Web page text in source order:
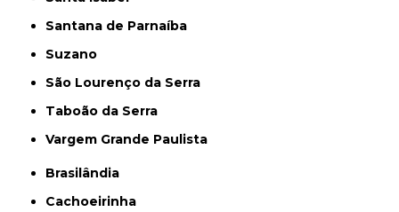
Santana de Parnaíba
Suzano
São Lourenço da Serra
Taboão da Serra
Vargem Grande Paulista
Brasilândia
Cachoeirinha